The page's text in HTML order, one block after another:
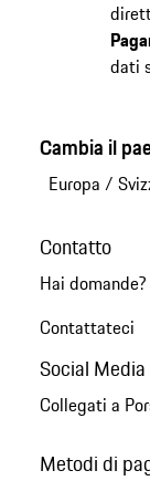
dati
Cambia il
Europa /
Contatto
Hai domande?
Contattateci
Social Media
Collegati a
Metodi di